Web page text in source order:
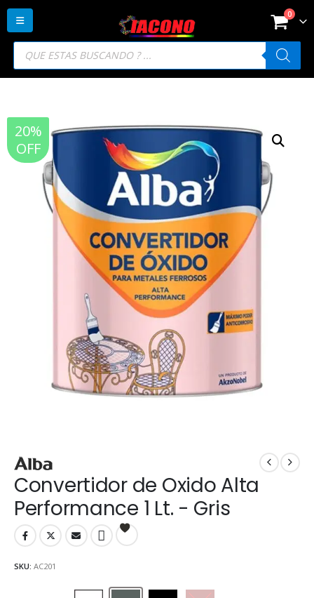
Búsqueda
productos
0
20%
OFF
Convertidor de Oxido Alta
Performance 1 Lt. - Gris
SKU: AC201